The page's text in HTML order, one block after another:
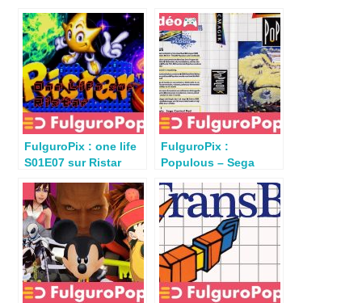
FulguroPix : one life
S01E07 sur Ristar
FulguroPix :
Populous – Sega
(Electronic Arts 1989)